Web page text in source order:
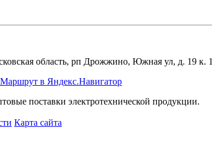
область, рп Дрожжино, Южная ул, д. 19 к. 1
Маршрут в Яндекс.Навигатор
поставки электротехнической продукции.
Карта сайта